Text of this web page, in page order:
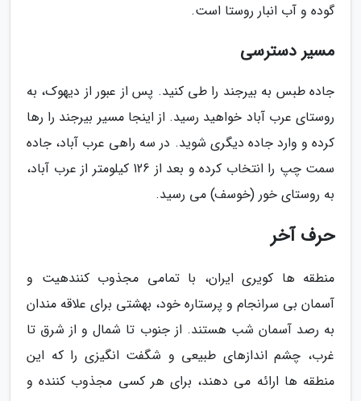
گوده و آب انبار روستا است.
مسیر دسترسی
جاده طبس به بیرجند را طی کنید. پس از عبور از دیهوک، به
روستای عرب آباد خواهید رسید. از اینجا مسیر بیرجند را رها
کرده و وارد جاده دیگری شوید. در سه راهی عرب آباد، جاده
سمت چپ را انتخاب کرده و بعد از 126 کیلومتر از عرب آباد،
به روستای خور (خوسف) می رسید.
حرف آخر
منطقه ها کویری ایران، با تمامی مجذوب کنندهیت و
آسمان بی سرانجام و پرستاره خود، بهشتی برای علاقه مندان
به رصد آسمان شب هستند. از جنوب تا شمال و از شرق تا
غرب، چشم اندازهای طبیعی و شگفت انگیزی را که این
منطقه ها ارائه می دهند، برای هر کسی مجذوب کننده و